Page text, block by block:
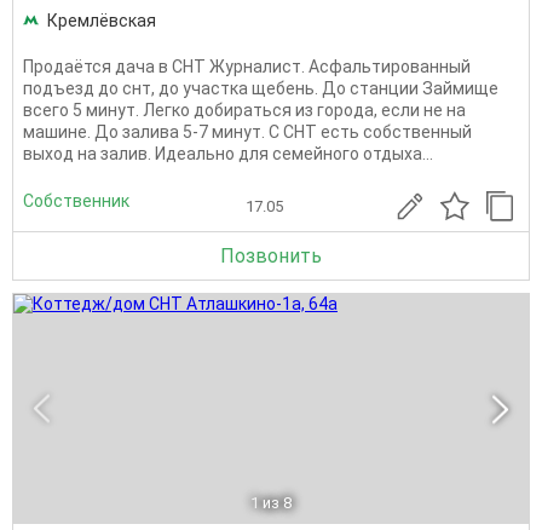
Кремлёвская
Продаётся дача в СНТ Журналист. Асфальтированный
подъезд до снт, до участка щебень. До станции Займище
всего 5 минут. Легко добираться из города, если не на
машине. До залива 5-7 минут. С СНТ есть собственный
выход на залив. Идеально для семейного отдыха...
Собственник 17.05
Позвонить
1 из 8